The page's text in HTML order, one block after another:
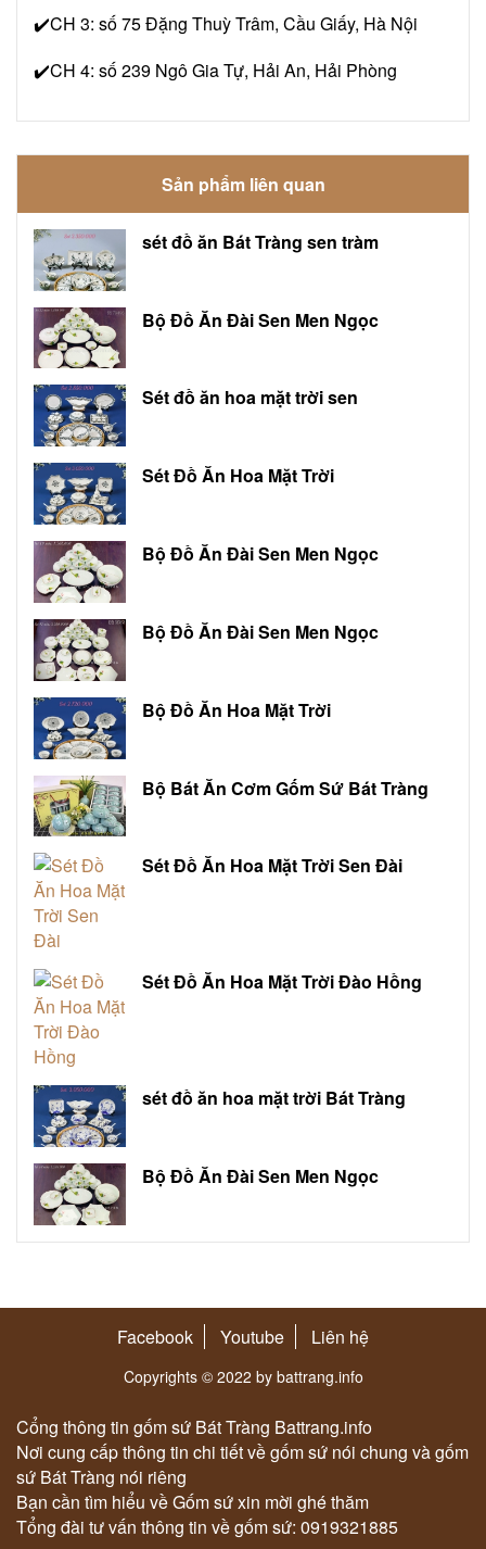
✔️CH 3: số 75 Đặng Thuỳ Trâm, Cầu Giấy, Hà Nội
✔️CH 4: số 239 Ngô Gia Tự, Hải An, Hải Phòng
Sản phẩm liên quan
sét đồ ăn Bát Tràng sen tràm
Bộ Đồ Ăn Đài Sen Men Ngọc
Sét đồ ăn hoa mặt trời sen
Sét Đồ Ăn Hoa Mặt Trời
Bộ Đồ Ăn Đài Sen Men Ngọc
Bộ Đồ Ăn Đài Sen Men Ngọc
Bộ Đồ Ăn Hoa Mặt Trời
Bộ Bát Ăn Cơm Gốm Sứ Bát Tràng
Sét Đồ Ăn Hoa Mặt Trời Sen Đài
Sét Đồ Ăn Hoa Mặt Trời Đào Hồng
sét đồ ăn hoa mặt trời Bát Tràng
Bộ Đồ Ăn Đài Sen Men Ngọc
Facebook Youtube Liên hệ
Copyrights © 2022 by battrang.info
Cổng thông tin gốm sứ Bát Tràng Battrang.info
Nơi cung cấp thông tin chi tiết về gốm sứ nói chung và gốm
sứ Bát Tràng nói riêng
Bạn cần tìm hiểu về Gốm sứ xin mời ghé thăm
Tổng đài tư vấn thông tin về gốm sứ: 0919321885